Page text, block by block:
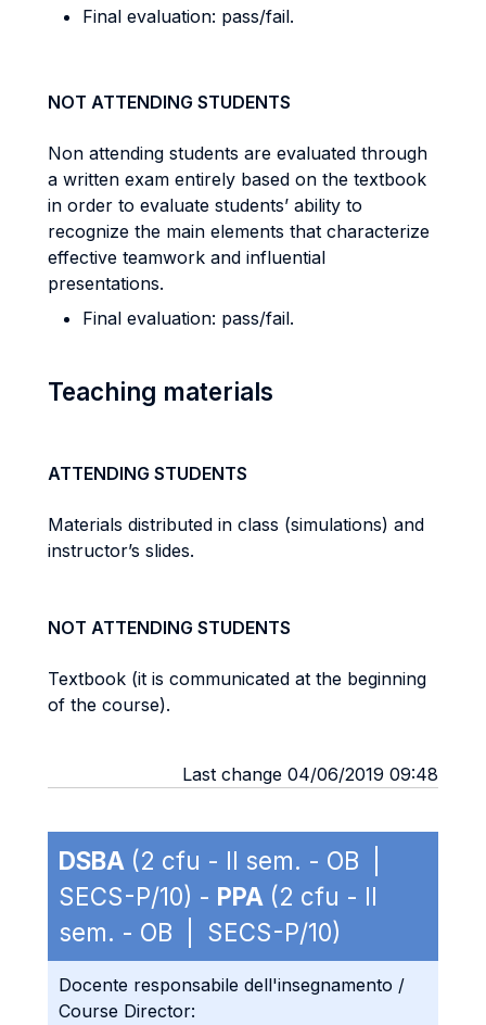
Final evaluation: pass/fail.
NOT ATTENDING STUDENTS
Non attending students are evaluated through
a written exam entirely based on the textbook
in order to evaluate students’ ability to
recognize the main elements that characterize
effective teamwork and influential
presentations.
Final evaluation: pass/fail.
Teaching materials
ATTENDING STUDENTS
Materials distributed in class (simulations) and
instructor’s slides.
NOT ATTENDING STUDENTS
Textbook (it is communicated at the beginning
of the course).
Last change 04/06/2019 09:48
DSBA (2 cfu - II sem. - OB |
SECS-P/10) - PPA (2 cfu - II
sem. - OB | SECS-P/10)
Docente responsabile dell'insegnamento /
Course Director: